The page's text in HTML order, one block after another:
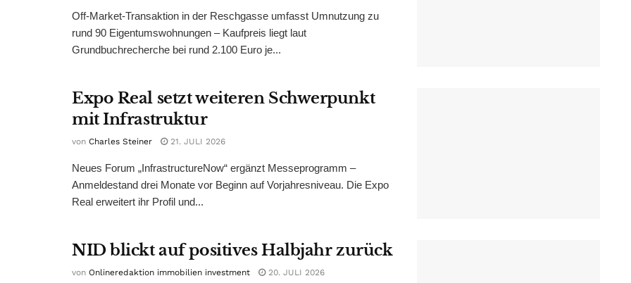
Off-Market-Transaktion in der Reschgasse umfasst Umnutzung zu
rund 90 Eigentumswohnungen – Kaufpreis liegt laut
Grundbuchrecherche bei rund 2.100 Euro je...
Expo Real setzt weiteren Schwerpunkt
mit Infrastruktur
von Charles Steiner 21. JULI 2026
Neues Forum „InfrastructureNow“ ergänzt Messeprogramm –
Anmeldestand drei Monate vor Beginn auf Vorjahresniveau. Die Expo
Real erweitert ihr Profil und...
NID blickt auf positives Halbjahr zurück
von Onlineredaktion immobilien investment 20. JULI 2026